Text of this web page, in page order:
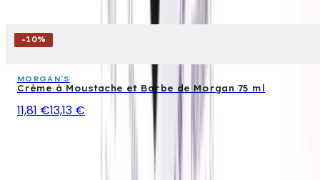
-10%
MORGAN'S
Crème à Moustache et Barbe de Morgan 75 ml
11,81 €13,13 €